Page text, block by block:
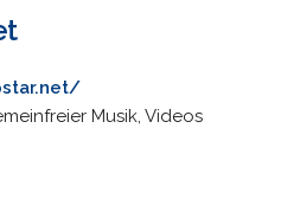
Musik, Videos